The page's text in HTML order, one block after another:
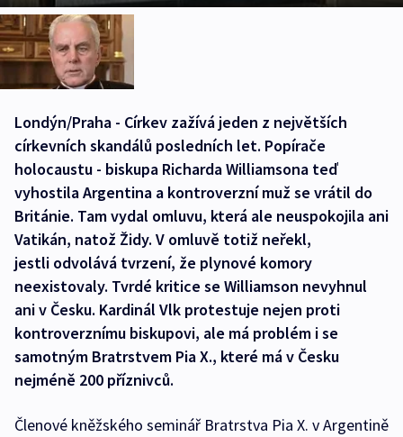
Londýn/Praha - Církev zažívá jeden z největších
církevních skandálů posledních let. Popírače
holocaustu - biskupa Richarda Williamsona teď
vyhostila Argentina a kontroverzní muž se vrátil do
Británie. Tam vydal omluvu, která ale neuspokojila ani
Vatikán, natož Židy. V omluvě totiž neřekl,
jestli odvolává tvrzení, že plynové komory
neexistovaly. Tvrdé kritice se Williamson nevyhnul
ani v Česku. Kardinál Vlk protestuje nejen proti
kontroverznímu biskupovi, ale má problém i se
samotným Bratrstvem Pia X., které má v Česku
nejméně 200 příznivců.
Členové kněžského seminář Bratrstva Pia X. v Argentině